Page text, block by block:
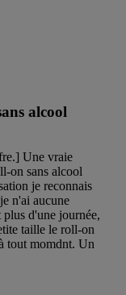
alcool
Une vraie
on sans alcool
je reconnais
n'ai aucune
d'une journée,
taille le roll-on
tout momdnt. Un